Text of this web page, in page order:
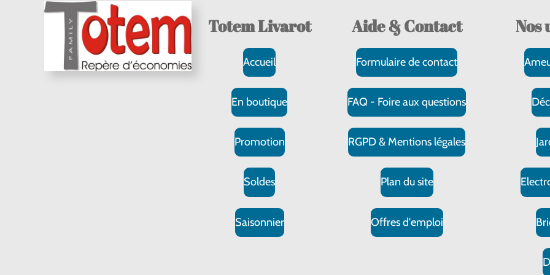
Totem Livarot
Accueil
En boutique
Promotion
Soldes
Saisonnier
Aide & Contact
Formulaire de contact
FAQ - Foire aux questions
RGPD & Mentions légales
Plan du site
Offres d'emploi
Nos